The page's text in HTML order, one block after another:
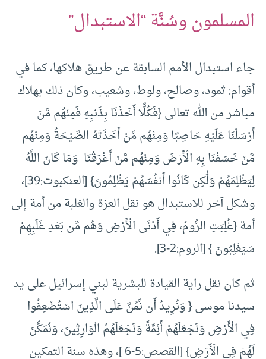
المسلمون وسُنَّة “الاستبدال”
جاء استبدال الأمم السابقة عن طريق هلاكها، كما في
أقوام: ثمود، وصالح، ولوط، وشعيب، وكان ذلك بهلاك
مباشر من الله تعالى {فَكُلًّا أَخَذْنَا بِذَنبِهِ فَمِنْهُم مَّنْ
أَرْسَلْنَا عَلَيْهِ حَاصِبًا وَمِنْهُم مَّنْ أَخَذَتْهُ الصَّيْحَةُ وَمِنْهُم
مَّنْ خَسَفْنَا بِهِ الْأَرْضَ وَمِنْهُم مَّنْ أَغْرَقْنَا وَمَا كَانَ اللَّهُ
لِيَظْلِمَهُمْ وَلَٰكِن كَانُوا أَنفُسَهُمْ يَظْلِمُونَ} [العنكبوت:39]،
وشكل آخر للاستبدال هو نقل العزة والغلبة من أمة إلى
أمة {غُلِبَتِ الرُّومُ، فِي أَدْنَى الْأَرْضِ وَهُم مِّن بَعْدِ غَلَبِهِمْ
سَيَغْلِبُونَ } [الروم:2-3].
ثم كان نقل راية القيادة للبشرية لبني إسرائيل على يد
سيدنا موسى { وَنُرِيدُ أَن نَّمُنَّ عَلَى الَّذِينَ اسْتُضْعِفُوا
فِي الْأَرْضِ وَنَجْعَلَهُمْ أَئِمَّةً وَنَجْعَلَهُمُ الْوَارِثِينَ، وَنُمَكِّنَ
لَهُمْ فِي الْأَرْضِ} [القصص:5-6 ]، وهذه سنة التمكين